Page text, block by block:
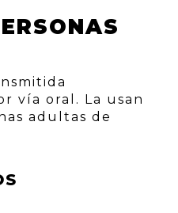
vía oral. La usan
adultas de